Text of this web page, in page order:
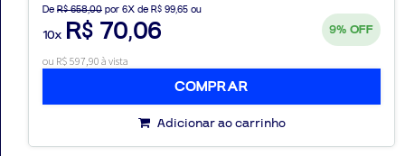
De R$ 658,00 por 6X de R$ 99,65 ou
10x R$ 70,06 9% OFF
ou R$ 597,90 à vista
COMPRAR
Adicionar ao carrinho